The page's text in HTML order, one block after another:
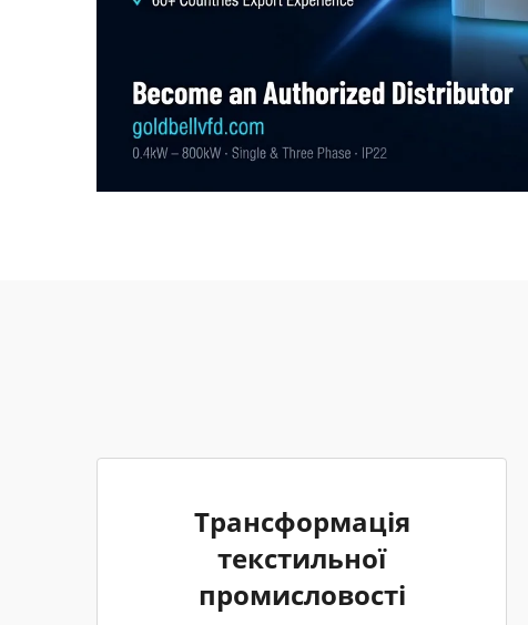
Трансформація
текстильної
промисловості